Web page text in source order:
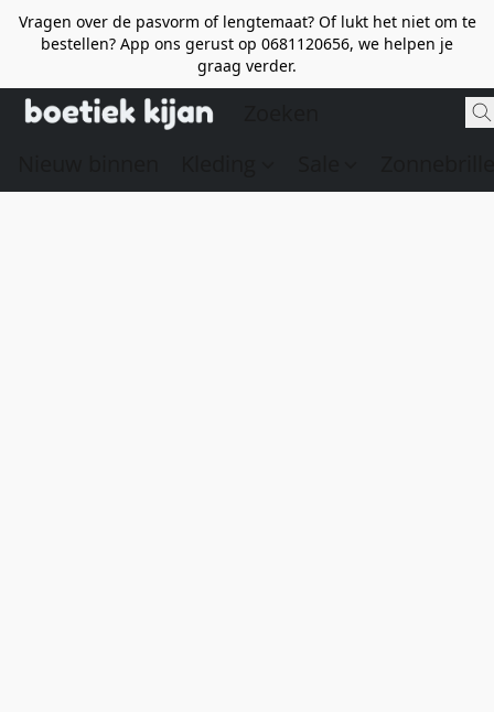
Vragen over de pasvorm of lengtemaat? Of lukt het niet om te
bestellen? App ons gerust op 0681120656, we helpen je
graag verder.